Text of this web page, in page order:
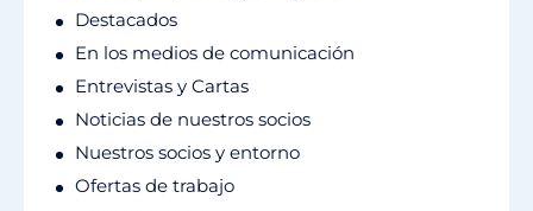
Destacados
En los medios de comunicación
Entrevistas y Cartas
Noticias de nuestros socios
Nuestros socios y entorno
Ofertas de trabajo